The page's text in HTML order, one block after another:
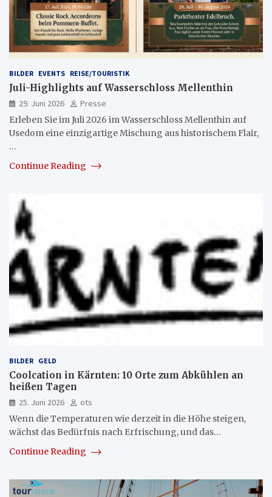
BILDER EVENTS REISE/TOURISTIK
Juli-Highlights auf Wasserschloss Mellenthin
29. Juni 2026
Presse
Erleben Sie im Juli 2026 im Wasserschloss Mellenthin auf
Usedom eine einzigartige Mischung aus historischem Flair,
…
Continue Reading
BILDER GELD
Coolcation in Kärnten: 10 Orte zum Abkühlen an
heißen Tagen
25. Juni 2026
ots
Wenn die Temperaturen wie derzeit in die Höhe steigen,
wächst das Bedürfnis nach Erfrischung, und das…
Continue Reading